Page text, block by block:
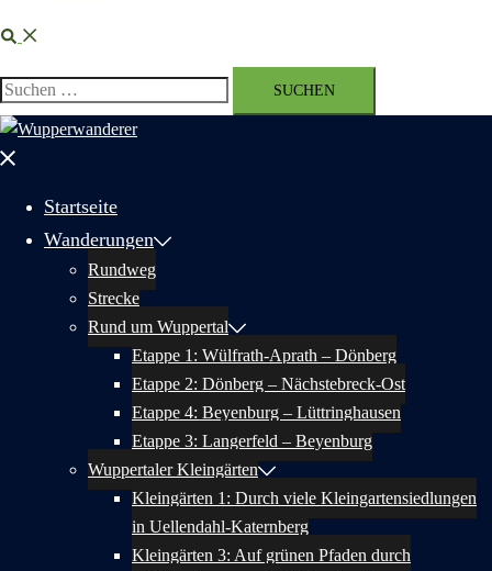
Suche
Suchen
nach:
Menü
Startseite
Wanderungen
Rundweg
Strecke
Rund um Wuppertal
Etappe 1: Wülfrath-Aprath – Dönberg
Etappe 2: Dönberg – Nächstebreck-Ost
Etappe 4: Beyenburg – Lüttringhausen
Etappe 3: Langerfeld – Beyenburg
Wuppertaler Kleingärten
Kleingärten 1: Durch viele Kleingartensiedlungen
in Uellendahl-Katernberg
Kleingärten 3: Auf grünen Pfaden durch